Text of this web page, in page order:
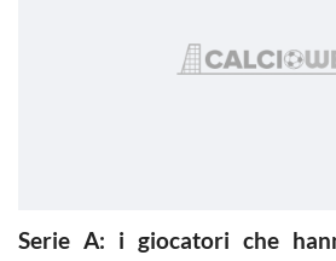
Serie A: i giocatori che